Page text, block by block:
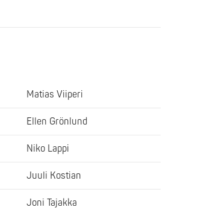
Matias Viiperi
Ellen Grönlund
Niko Lappi
Juuli Kostian
Joni Tajakka